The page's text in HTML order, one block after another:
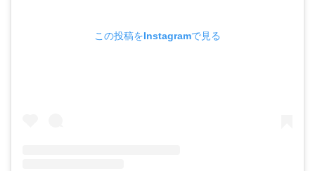
この投稿をInstagramで見る